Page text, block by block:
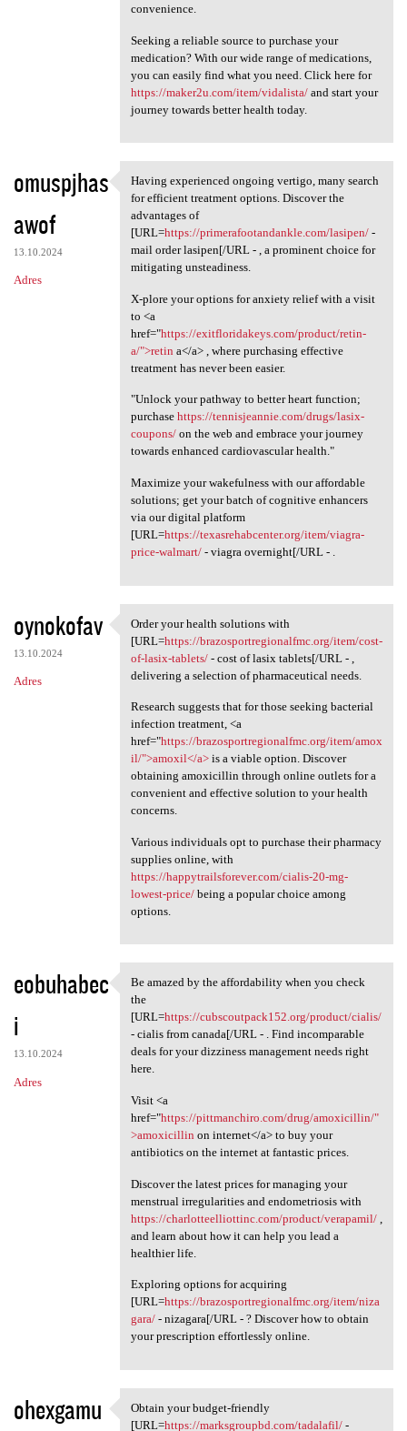
convenience.
Seeking a reliable source to purchase your
medication? With our wide range of medications,
you can easily find what you need. Click here for
https://maker2u.com/item/vidalista/and start your
journey towards better health today.
omuspjhas
awof
13.10.2024
Adres
Having experienced ongoing
Having experienced ongoing vertigo, many search
for efficient treatment options. Discover the
advantages of
[URL=https://primerafootandankle.com/lasipen/-
mail order lasipen[/URL - , a prominent choice for
mitigating unsteadiness.
X-plore your options for anxiety relief with a visit
to <a
href="https://exitfloridakeys.com/product/retin-
a/">retin a</a> , where purchasing effective
treatment has never been easier.
"Unlock your pathway to better heart function;
purchase https://tennisjeannie.com/drugs/lasix-
coupons/on the web and embrace your journey
towards enhanced cardiovascular health."
Maximize your wakefulness with our affordable
solutions; get your batch of cognitive enhancers
via our digital platform
[URL=https://texasrehabcenter.org/item/viagra-
price-walmart/- viagra overnight[/URL - .
oynokofav
13.10.2024
Adres
Order your health solutions
Order your health solutions with
[URL=https://brazosportregionalfmc.org/item/cost-
of-lasix-tablets/- cost of lasix tablets[/URL - ,
delivering a selection of pharmaceutical needs.
Research suggests that for those seeking bacterial
infection treatment, <a
href="https://brazosportregionalfmc.org/item/amox
il/">amoxil</a>is a viable option. Discover
obtaining amoxicillin through online outlets for a
convenient and effective solution to your health
concerns.
Various individuals opt to purchase their pharmacy
supplies online, with
https://happytrailsforever.com/cialis-20-mg-
lowest-price/being a popular choice among
options.
eobuhabec
i
13.10.2024
Adres
Be amazed by the
Be amazed by the affordability when you check
the
[URL=https://cubscoutpack152.org/product/cialis/
- cialis from canada[/URL - . Find incomparable
deals for your dizziness management needs right
here.
Visit <a
href="https://pittmanchiro.com/drug/amoxicillin/"
>amoxicillin on internet</a> to buy your
antibiotics on the internet at fantastic prices.
Discover the latest prices for managing your
menstrual irregularities and endometriosis with
https://charlotteelliottinc.com/product/verapamil/,
and learn about how it can help you lead a
healthier life.
Exploring options for acquiring
[URL=https://brazosportregionalfmc.org/item/niza
gara/- nizagara[/URL - ? Discover how to obtain
your prescription effortlessly online.
ohexgamu
Obtain your budget-friendly
Obtain your budget-friendly
[URL=https://marksgroupbd.com/tadalafil/-